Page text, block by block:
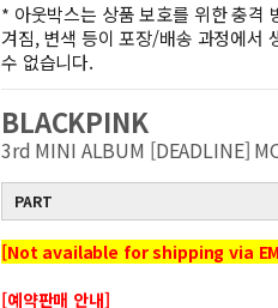
* 아웃박스는 상품 보호를 위한 충격
겨짐, 변색 등이 포장/배송 과정에서
수 없습니다.
BLACKPINK
3rd MINI ALBUM [DEADLINE]
PART
[Not available for shipping via
[예약판매 안내]